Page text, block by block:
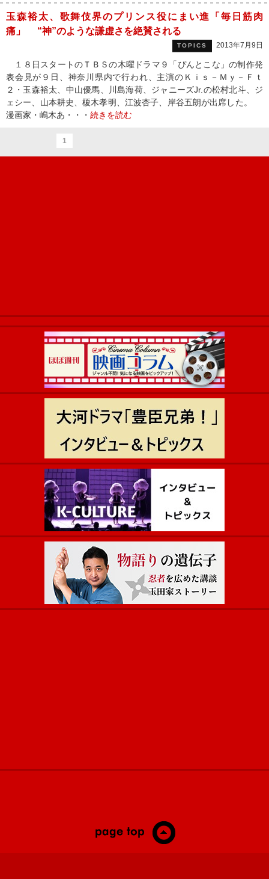
玉森裕太、歌舞伎界のプリンス役にまい進「毎日筋肉
痛」 “神”のような謙虚さを絶賛される
TOPICS 2013年7月9日
１８日スタートのＴＢＳの木曜ドラマ９「ぴんとこな」の制作発
表会見が９日、神奈川県内で行われ、主演のＫｉｓ－Ｍｙ－Ｆｔ
２・玉森裕太、中山優馬、川島海荷、ジャニーズJr.の松村北斗、ジ
ェシー、山本耕史、榎木孝明、江波杏子、岸谷五朗が出席した。
漫画家・嶋木あ・・・ 続きを読む
1